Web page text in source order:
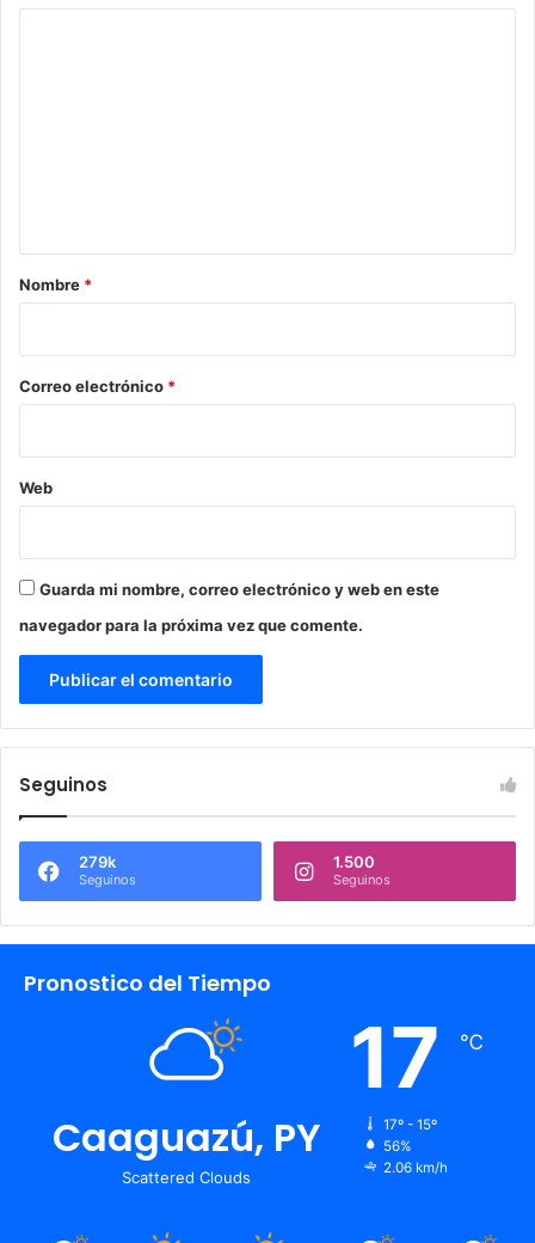
r
*
Nombre *
Correo electrónico *
Web
Guarda mi nombre, correo electrónico y web en este
navegador para la próxima vez que comente.
Seguinos
279k
Seguinos
1.500
Seguinos
Pronostico del Tiempo
Caaguazú, PY
Scattered Clouds
17 ℃
17º - 15º
56%
2.06 km/h